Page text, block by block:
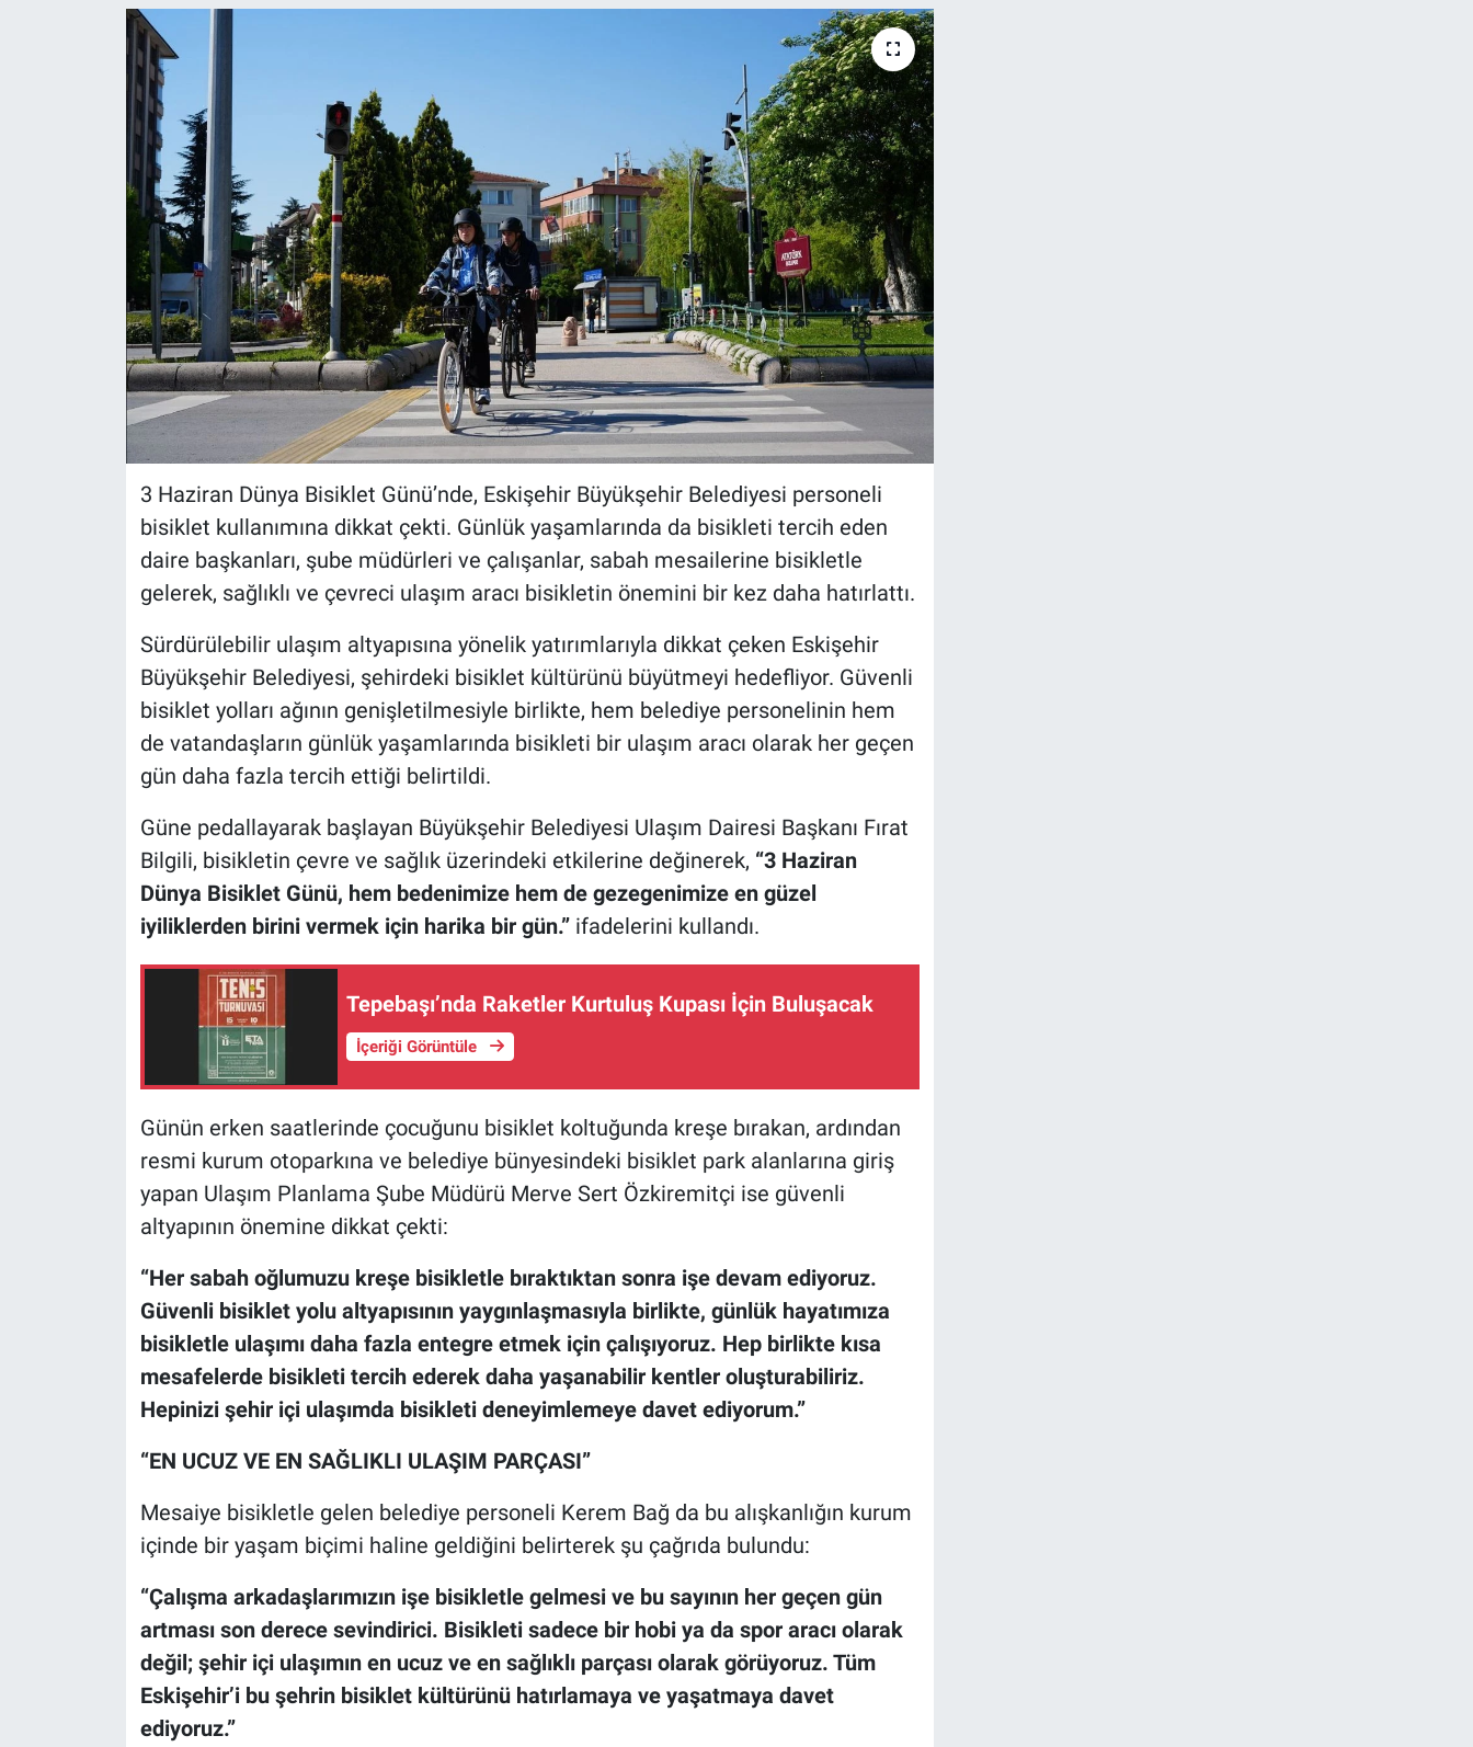
3 Haziran Dünya Bisiklet Günü’nde, Eskişehir Büyükşehir Belediyesi personeli
bisiklet kullanımına dikkat çekti. Günlük yaşamlarında da bisikleti tercih eden
daire başkanları, şube müdürleri ve çalışanlar, sabah mesailerine bisikletle
gelerek, sağlıklı ve çevreci ulaşım aracı bisikletin önemini bir kez daha hatırlattı.
Sürdürülebilir ulaşım altyapısına yönelik yatırımlarıyla dikkat çeken Eskişehir
Büyükşehir Belediyesi, şehirdeki bisiklet kültürünü büyütmeyi hedefliyor. Güvenli
bisiklet yolları ağının genişletilmesiyle birlikte, hem belediye personelinin hem
de vatandaşların günlük yaşamlarında bisikleti bir ulaşım aracı olarak her geçen
gün daha fazla tercih ettiği belirtildi.
Güne pedallayarak başlayan Büyükşehir Belediyesi Ulaşım Dairesi Başkanı Fırat
Bilgili, bisikletin çevre ve sağlık üzerindeki etkilerine değinerek, “3 Haziran
Dünya Bisiklet Günü, hem bedenimize hem de gezegenimize en güzel
iyiliklerden birini vermek için harika bir gün.”ifadelerini kullandı.
Tepebaşı’nda Raketler Kurtuluş Kupası İçin Buluşacak
İçeriği Görüntüle
Günün erken saatlerinde çocuğunu bisiklet koltuğunda kreşe bırakan, ardından
resmi kurum otoparkına ve belediye bünyesindeki bisiklet park alanlarına giriş
yapan Ulaşım Planlama Şube Müdürü Merve Sert Özkiremitçi ise güvenli
altyapının önemine dikkat çekti:
“Her sabah oğlumuzu kreşe bisikletle bıraktıktan sonra işe devam ediyoruz.
Güvenli bisiklet yolu altyapısının yaygınlaşmasıyla birlikte, günlük hayatımıza
bisikletle ulaşımı daha fazla entegre etmek için çalışıyoruz. Hep birlikte kısa
mesafelerde bisikleti tercih ederek daha yaşanabilir kentler oluşturabiliriz.
Hepinizi şehir içi ulaşımda bisikleti deneyimlemeye davet ediyorum.”
“EN UCUZ VE EN SAĞLIKLI ULAŞIM PARÇASI”
Mesaiye bisikletle gelen belediye personeli Kerem Bağ da bu alışkanlığın kurum
içinde bir yaşam biçimi haline geldiğini belirterek şu çağrıda bulundu:
“Çalışma arkadaşlarımızın işe bisikletle gelmesi ve bu sayının her geçen gün
artması son derece sevindirici. Bisikleti sadece bir hobi ya da spor aracı olarak
değil; şehir içi ulaşımın en ucuz ve en sağlıklı parçası olarak görüyoruz. Tüm
Eskişehir’i bu şehrin bisiklet kültürünü hatırlamaya ve yaşatmaya davet
ediyoruz.”